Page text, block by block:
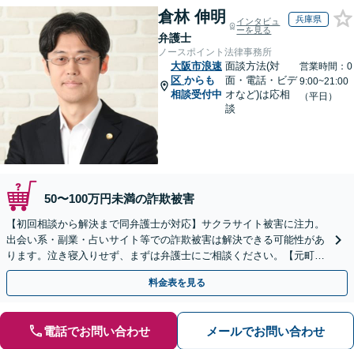
倉林 伸明
弁護士
インタビュ
ーを見る
兵庫県
ノースポイント法律事務所
大阪市浪速
区 からも
相談受付中
面談方法(対
面・電話・ビデ
オなど)は応相
談
営業時間：0
9:00~21:00
（平日）
50〜100万円未満の詐欺被害
【初回相談から解決まで同弁護士が対応】サクラサイト被害に注力。
出会い系・副業・占いサイト等での詐欺被害は解決できる可能性があ
ります。泣き寝入りせず、まずは弁護士にご相談ください。【元町駅
1分・土日夜間の相談歓迎】
料金表を見る
電話でお問い合わせ メールでお問い合わせ